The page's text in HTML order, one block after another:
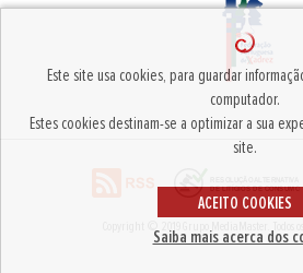
Este site usa cookies, para guardar
computador.
Estes cookies destinam-se a optimizar a sua
site.
ACEITO COOKIES
Saiba mais acerca dos